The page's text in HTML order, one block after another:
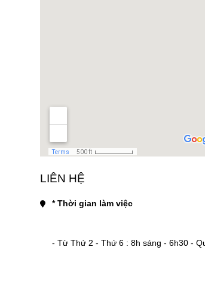
LIÊN HỆ
* Thời gian làm việc
- Từ Thứ 2 - Thứ 6 : 8h sáng - 6h30 -